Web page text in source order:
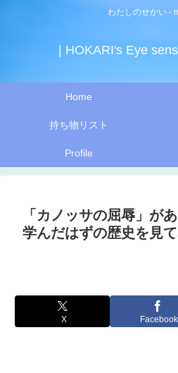
わたしのせかい -
| HOKARI's Eye
Home
持ち物リスト
Profile
「カノッサの屈辱」が
学んだはずの歴史を見て
X Facebook